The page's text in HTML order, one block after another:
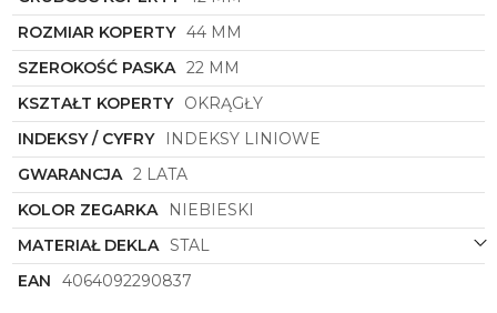
ekskluzywność. Diesel DZ2216
dla osób, które nie boją się wyróżnić i stawiają na
jakość oraz styl.
ROZMIAR KOPERTY 44 MM
SZEROKOŚĆ PASKA 22 MM
KSZTAŁT KOPERTY OKRĄGŁY
INDEKSY / CYFRY
INDEKSY LINIOWE
GWARANCJA 2 LATA
KOLOR ZEGARKA
NIEBIESKI
MATERIAŁ DEKLA STAL
EAN
4064092290837